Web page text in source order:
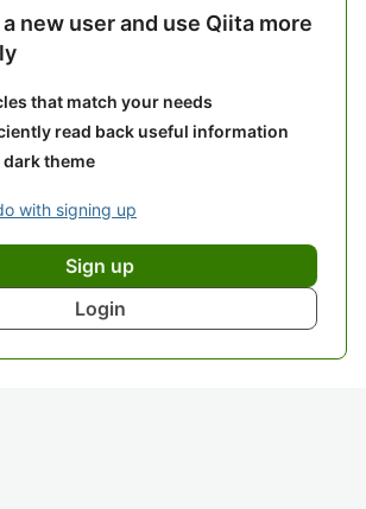
new user and use Qiita more
that match your needs
read back useful information
dark theme
with signing up
Sign up
Login